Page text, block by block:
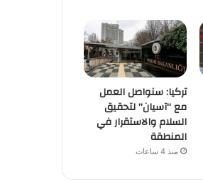
تركيا: سنواصل العمل
مع “آسيان” لتحقيق
السلام والاستقرار في
المنطقة
منذ 4 ساعات